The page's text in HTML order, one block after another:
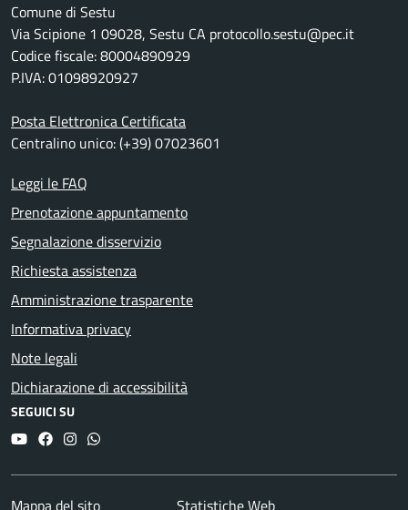
Comune di Sestu
Via Scipione 1 09028, Sestu CA protocollo.sestu@pec.it
Codice fiscale: 80004890929
P.IVA: 01098920927
Posta Elettronica Certificata
Centralino unico: (+39) 07023601
Leggi le FAQ
Prenotazione appuntamento
Segnalazione disservizio
Richiesta assistenza
Amministrazione trasparente
Informativa privacy
Note legali
Dichiarazione di accessibilità
SEGUICI SU
YouTubeFacebookInstagram
Whatsapp
Mappa del sito Statistiche Web